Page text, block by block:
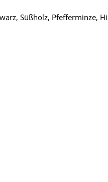
Süßholz, Pfefferminze,